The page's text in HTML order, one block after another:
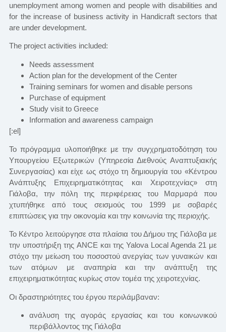
unemployment among women and people with disabilities and
for the increase of business activity in Handicraft sectors that
are under development.
The project activities included:
Needs assessment
Action plan for the development of the Center
Training seminars for women and disable persons
Purchase of equipment
Study visit to Greece
Information and awareness campaign
[:el]
Το πρόγραμμα υλοποιήθηκε με την συγχρηματοδότηση του
Υπουργείου Εξωτερικών (Υπηρεσία Διεθνούς Αναπτυξιακής
Συνεργασίας) και είχε ως στόχο τη δημιουργία του «Κέντρου
Ανάπτυξης Επιχειρηματικότητας και Χειροτεχνίας» στη
Γιάλοβα, την πόλη της περιφέρειας του Μαρμαρά που
χτυπήθηκε από τους σεισμούς του 1999 με σοβαρές
επιπτώσεις για την οικονομία και την κοινωνία της περιοχής.
Το Κέντρο λειτούργησε στα πλαίσια του Δήμου της Γιάλοβα με
την υποστήριξη της ANCE και της Yalova Local Agenda 21 με
στόχο την μείωση του ποσοστού ανεργίας των γυναικών και
των ατόμων με αναπηρία και την ανάπτυξη της
επιχειρηματικότητας κυρίως στον τομέα της χειροτεχνίας.
Οι δραστηριότητες του έργου περιλάμβαναν:
ανάλυση της αγοράς εργασίας και του κοινωνικού
περιβάλλοντος της Γιάλοβα